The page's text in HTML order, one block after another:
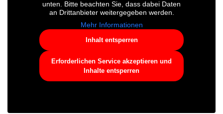
unten. Bitte beachten Sie, dass dabei Daten
an Drittanbieter weitergegeben werden.
Mehr Informationen
Inhalt entsperren
Erforderlichen Service akzeptieren und
Inhalte entsperren